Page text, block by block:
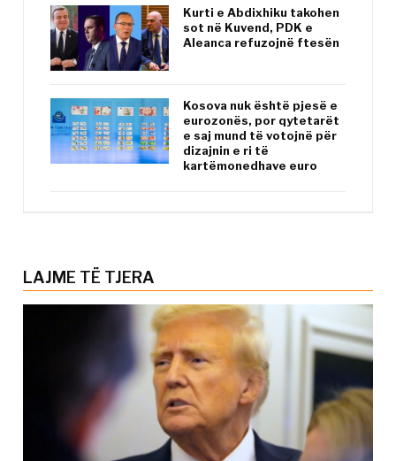
Kurti e Abdixhiku takohen
sot në Kuvend, PDK e
Aleanca refuzojnë ftesën
Kosova nuk është pjesë e
eurozonës, por qytetarët
e saj mund të votojnë për
dizajnin e ri të
kartëmonedhave euro
LAJME TË TJERA